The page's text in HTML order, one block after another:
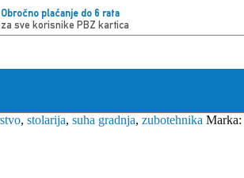
Obročno plaćanje do 6 rata
za sve korisnike PBZ kartica
, stolarija, suha gradnja, zubotehnika Marka: